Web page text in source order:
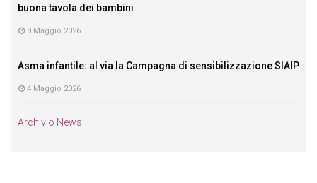
buona tavola dei bambini
8 Maggio 2026
Asma infantile: al via la Campagna di sensibilizzazione SIAIP
4 Maggio 2026
Archivio News